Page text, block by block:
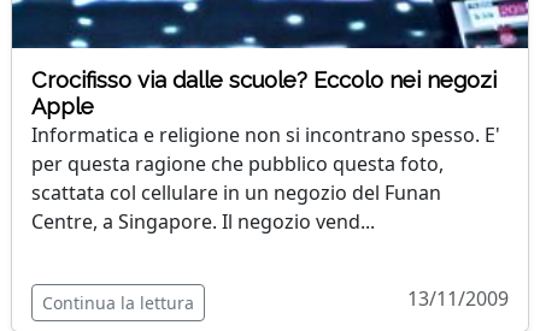
Crocifisso via dalle scuole? Eccolo nei negozi
Apple
Informatica e religione non si incontrano spesso. E'
per questa ragione che pubblico questa foto,
scattata col cellulare in un negozio del Funan
Centre, a Singapore. Il negozio vend...
Continua la lettura 13/11/2009